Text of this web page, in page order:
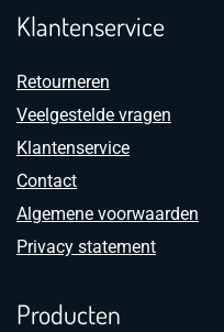
Klantenservice
Retourneren
Veelgestelde vragen
Klantenservice
Contact
Algemene voorwaarden
Privacy statement
Producten